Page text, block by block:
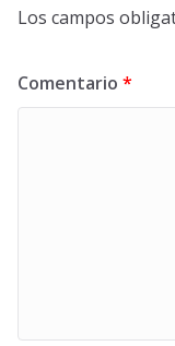
Los campos
Comentario *